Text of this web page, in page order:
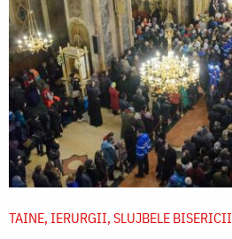
TAINE, IERURGII, SLUJBELE BISERICII